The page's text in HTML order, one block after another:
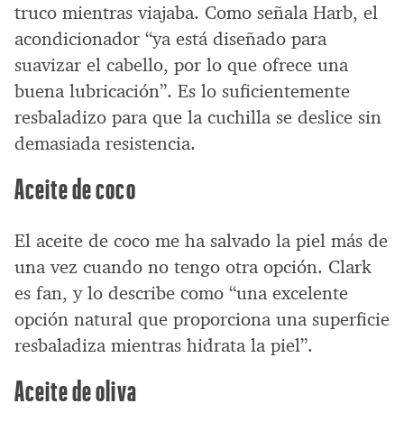
truco mientras viajaba. Como señala Harb, el
acondicionador “ya está diseñado para
suavizar el cabello, por lo que ofrece una
buena lubricación”. Es lo suficientemente
resbaladizo para que la cuchilla se deslice sin
demasiada resistencia.
Aceite de coco
El aceite de coco me ha salvado la piel más de
una vez cuando no tengo otra opción. Clark
es fan, y lo describe como “una excelente
opción natural que proporciona una superficie
resbaladiza mientras hidrata la piel”.
Aceite de oliva